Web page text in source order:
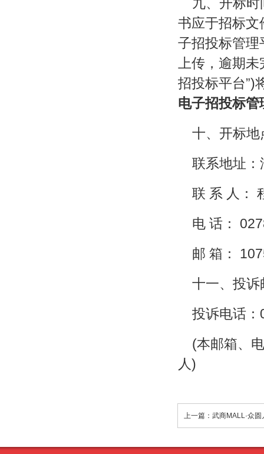
书应于招标文
子招投标管理
上传，逾期
招投标平台”)
电子招投标管
十、开标
联系地址
联 系 人：
电 话：
邮 箱：
十一、投
投诉电话
(本邮箱、
人)
上一篇：武商MALL·众